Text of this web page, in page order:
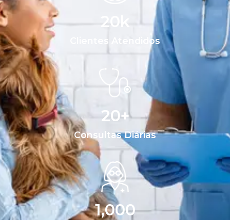
Clientes Atendidos
20 k
Consultas Diárias
20+
1,000